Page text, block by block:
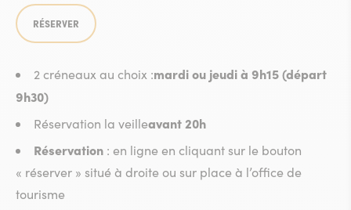
2 créneaux au choix :mardi ou jeudi à 9h15 (départ
9h30)
Réservation la veilleavant 20h
Réservation : en ligne en cliquant sur le bouton
« réserver » situé à droite ou sur place à l’office de
tourisme
RÉSERVER